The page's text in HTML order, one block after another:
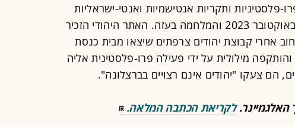
ותקריות אנטישמיות ואנטי-ישראליות
מאז מעשי הטבח של חמאס ב-7 באוקטובר 2023 והמלחמה בעזה. האתר היהודי הזכיר
אחרי קבוצת יהודים צרפתים שיצאו מבית כנסת
מילולית על ידי פעילה פרו-פלסטינית אליה
הם צעקו "יהודים אינם רצויים בברצלונה".
האלגמיינר.לקריאת הכתבה המלאה.